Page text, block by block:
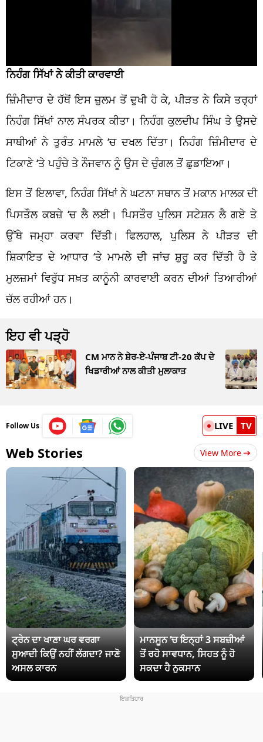
ਨਿਹੰਗ ਸਿੱਖਾਂ ਨੇ ਕੀਤੀ ਕਾਰਵਾਈ
ਜ਼ਿੰਮੀਦਾਰ ਦੇ ਹੱਥੋਂ ਇਸ ਜ਼ੁਲਮ ਤੋਂ ਦੁਖੀ ਹੋ ਕੇ, ਪੀੜਤ ਨੇ ਕਿਸੇ ਤਰ੍ਹਾਂ
ਨਿਹੰਗ ਸਿੱਖਾਂ ਨਾਲ ਸੰਪਰਕ ਕੀਤਾ। ਨਿਹੰਗ ਕੁਲਦੀਪ ਸਿੰਘ ਤੇ ਉਸਦੇ
ਸਾਥੀਆਂ ਨੇ ਤੁਰੰਤ ਮਾਮਲੇ ‘ਚ ਦਖਲ ਦਿੱਤਾ। ਨਿਹੰਗ ਜ਼ਿੰਮੀਦਾਰ ਦੇ
ਟਿਕਾਣੇ ‘ਤੇ ਪਹੁੰਚੇ ਤੇ ਨੌਜਵਾਨ ਨੂੰ ਉਸ ਦੇ ਚੁੰਗਲ ਤੋਂ ਛੁਡਾਇਆ।
ਇਸ ਤੋਂ ਇਲਾਵਾ, ਨਿਹੰਗ ਸਿੱਖਾਂ ਨੇ ਘਟਨਾ ਸਥਾਨ ਤੋਂ ਮਕਾਨ ਮਾਲਕ ਦੀ
ਪਿਸਤੌਲ ਕਬਜ਼ੇ ‘ਚ ਲੈ ਲਈ। ਪਿਸਤੌਰ ਪੁਲਿਸ ਸਟੇਸ਼ਨ ਲੈ ਗਏ ਤੇ
ਉੱਥੇ ਜਮ੍ਹਾ ਕਰਵਾ ਦਿੱਤੀ। ਫਿਲਹਾਲ, ਪੁਲਿਸ ਨੇ ਪੀੜਤ ਦੀ
ਸ਼ਿਕਾਇਤ ਦੇ ਆਧਾਰ ‘ਤੇ ਮਾਮਲੇ ਦੀ ਜਾਂਚ ਸ਼ੁਰੂ ਕਰ ਦਿੱਤੀ ਹੈ ਤੇ
ਮੁਲਜ਼ਮਾਂ ਵਿਰੁੱਧ ਸਖ਼ਤ ਕਾਨੂੰਨੀ ਕਾਰਵਾਈ ਕਰਨ ਦੀਆਂ ਤਿਆਰੀਆਂ
ਚੱਲ ਰਹੀਆਂ ਹਨ।
ਇਹ ਵੀ ਪੜ੍ਹੋ
CM ਮਾਨ ਨੇ ਸ਼ੇਰ-ਏ-ਪੰਜਾਬ ਟੀ-20 ਕੱਪ ਦੇ
ਖਿਡਾਰੀਆਂ ਨਾਲ ਕੀਤੀ ਮੁਲਾਕਾਤ
Follow Us LIVE TV
Web Stories View More
ਟ੍ਰੇਨ ਦਾ ਖਾਣਾ ਘਰ ਵਰਗਾ
ਸੁਆਦੀ ਕਿਉਂ ਨਹੀਂ ਲੱਗਦਾ? ਜਾਣੋ
ਅਸਲ ਕਾਰਨ
ਮਾਨਸੂਨ ‘ਚ ਇਨ੍ਹਾਂ 3 ਸਬਜ਼ੀਆਂ
ਤੋਂ ਰਹੋ ਸਾਵਧਾਨ, ਸਿਹਤ ਨੂੰ ਹੋ
ਸਕਦਾ ਹੈ ਨੁਕਸਾਨ